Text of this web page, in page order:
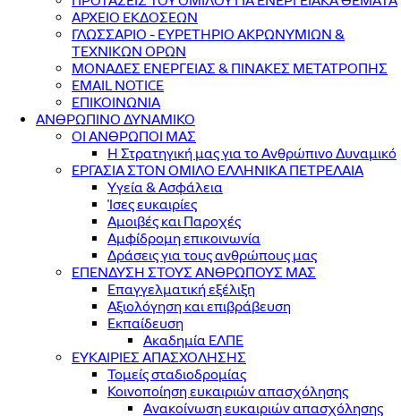
ΑΡΧΕΙΟ ΕΚΔΟΣΕΩΝ
ΓΛΩΣΣΑΡΙΟ - ΕΥΡΕΤΗΡΙΟ ΑΚΡΩΝΥΜΙΩΝ &
ΤΕΧΝΙΚΩΝ ΟΡΩΝ
ΜΟΝΑΔΕΣ ΕΝΕΡΓΕΙΑΣ & ΠΙΝΑΚΕΣ ΜΕΤΑΤΡΟΠΗΣ
EMAIL NOTICE
ΕΠΙΚΟΙΝΩΝΙΑ
ΑΝΘΡΩΠΙΝΟ ΔΥΝΑΜΙΚΟ
ΟΙ ΑΝΘΡΩΠΟΙ ΜΑΣ
Η Στρατηγική μας για το Ανθρώπινο Δυναμικό
ΕΡΓΑΣΙΑ ΣΤΟΝ ΟΜΙΛΟ ΕΛΛΗΝΙΚΑ ΠΕΤΡΕΛΑΙΑ
Υγεία & Ασφάλεια
Ίσες ευκαιρίες
Αμοιβές και Παροχές
Αμφίδρομη επικοινωνία
Δράσεις για τους ανθρώπους μας
ΕΠΕΝΔΥΣΗ ΣΤΟΥΣ ΑΝΘΡΩΠΟΥΣ ΜΑΣ
Επαγγελματική εξέλιξη
Αξιολόγηση και επιβράβευση
Εκπαίδευση
Ακαδημία ΕΛΠΕ
ΕΥΚΑΙΡΙΕΣ ΑΠΑΣΧΟΛΗΣΗΣ
Τομείς σταδιοδρομίας
Κοινοποίηση ευκαιριών απασχόλησης
Ανακοίνωση ευκαιριών απασχόλησης